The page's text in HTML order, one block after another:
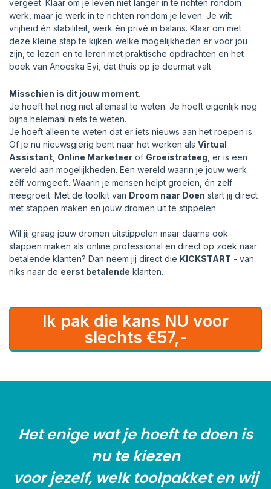
vergeet. Klaar om je leven niet langer in te richten rondom
werk, maar je werk in te richten rondom je leven. Je wilt
vrijheid én stabiliteit, werk én privé in balans. Klaar om met
deze kleine stap te kijken welke mogelijkheden er voor jou
zijn, te lezen en te leren met praktische opdrachten en het
boek van Anoeska Eyi, dat thuis op je deurmat valt.
Misschien is dit jouw moment.
Je hoeft het nog niet allemaal te weten. Je hoeft eigenlijk nog
bijna helemaal niets te weten.
Je hoeft alleen te weten dat er iets nieuws aan het roepen is.
Of je nu nieuwsgierig bent naar het werken als Virtual
Assistant Online Marketeer of Groeistrateeg , er is een
wereld aan mogelijkheden. Een wereld waarin je jouw werk
zélf vormgeeft. Waarin je mensen helpt groeien, én zelf
meegroeit. Met de toolkit van Droom naar Doen start jij direct
met stappen maken en jouw dromen uit te stippelen.
Wil jij graag jouw dromen uitstippelen maar daarna ook
stappen maken als online professional en direct op zoek naar
betalende klanten? Dan neem jij direct die KICKSTART - van
niks naar de eerst betalende klanten.
Ik pak die kans NU voor
slechts €57,-
Het enige wat je hoeft te doen is
nu te kiezen
voor jezelf, welk toolpakket en wij